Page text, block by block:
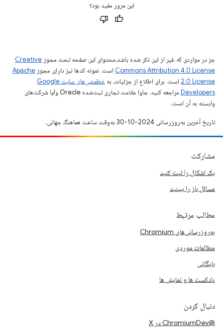
این مرور مفید بود؟
جز در مواردی که غیر از این ذکر شده باشد،‌محتوای این صفحه تحت مجوز Creative
Commons Attribution 4.0 License است. نمونه کدها نیز دارای مجوز Apache
2.0 License است. برای اطلاع از جزئیات، به
خطمشی‌های سایت Google
Developers‏
مراجعه کنید. جاوا علامت تجاری ثبت‌شده Oracle و/یا شرکت‌های
وابسته به آن است.
تاریخ آخرین به‌روزرسانی 2024-10-30 به‌وقت ساعت هماهنگ جهانی.
مشارکت
یک اشکال را ثبت کنید
مسائل باز را ببینید
مطالب مرتبط
به‌روزرسانی‌های Chromium
مطالعات موردی
بایگانی
پادکست ها و نمایش ها
دنبال کردن
@ChromiumDev در X